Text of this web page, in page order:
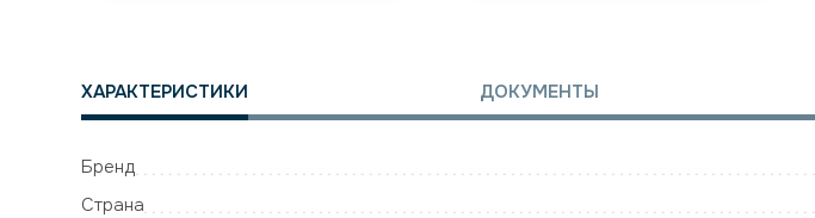
ХАРАКТЕРИСТИКИ ДОКУМЕНТЫ
Бренд
Страна